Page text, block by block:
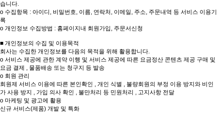
습니다.
ο 수집항목 : 아이디, 비밀번호, 이름, 연락처, 이메일, 주소, 주문내역 등 서비스 이용기
록
ο 개인정보 수집방법 : 홈페이지내 회원가입, 주문서신청
■ 개인정보의 수집 및 이용목적
회사는 수집한 개인정보를 다음의 목적을 위해 활용합니다.
ο 서비스 제공에 관한 계약 이행 및 서비스 제공에 따른 요금정산 콘텐츠 제공 구매 및
요금 결제 , 물품배송 또는 청구지 등 발송
ο 회원 관리
회원제 서비스 이용에 따른 본인확인 , 개인 식별 , 불량회원의 부정 이용 방지와 비인
가 사용 방지 , 가입 의사 확인 , 불만처리 등 민원처리 , 고지사항 전달
ο 마케팅 및 광고에 활용
신규 서비스(제품) 개발 및 특화